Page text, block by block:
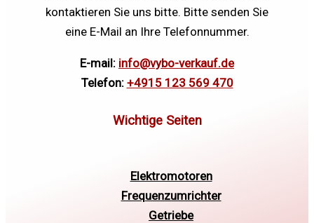
kontaktieren Sie uns bitte. Bitte senden Sie
eine E-Mail an Ihre Telefonnummer.
E-mail: info@vybo-verkauf.de
Telefon: +4915 123 569 470
Elektromotoren
Frequenzumrichter
Getriebe